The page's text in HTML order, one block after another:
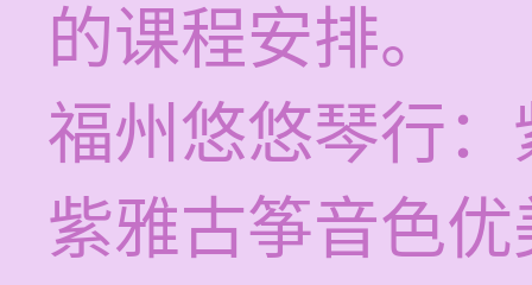
的课程安排。
福州悠悠琴行
紫雅古筝音色